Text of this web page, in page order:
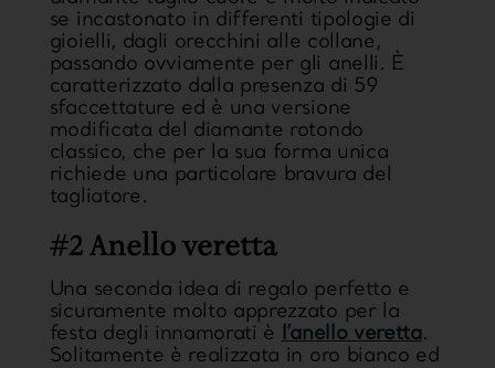
se incastonato in differenti tipologie di
gioielli, dagli orecchini alle collane,
passando ovviamente per gli anelli. È
caratterizzato dalla presenza di 59
sfaccettature ed è una versione
modificata del diamante rotondo
classico, che per la sua forma unica
richiede una particolare bravura del
tagliatore.
#2 Anello veretta
Una seconda idea di regalo perfetto e
sicuramente molto apprezzato per la
festa degli innamorati è
l’anello veretta.
Solitamente è realizzata in oro bianco ed